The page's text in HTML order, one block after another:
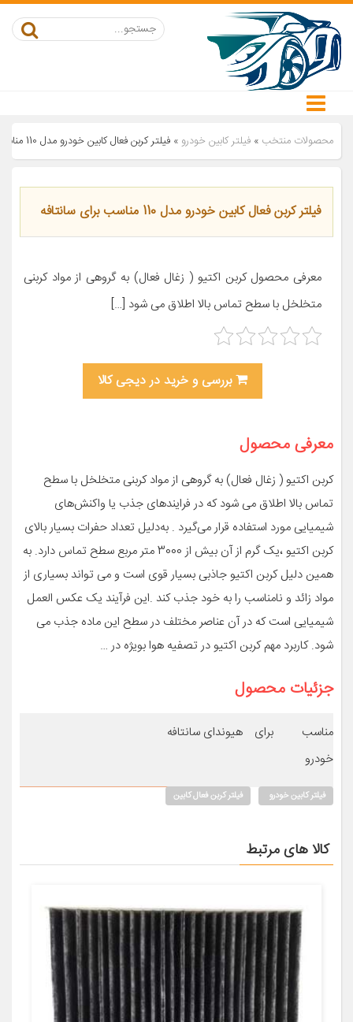
محصولات منتخب » فیلتر کابین خودرو » فیلتر کربن فعال کابین خودرو مدل 110 مناسب برای سانتافه
فیلتر کربن فعال کابین خودرو مدل 110 مناسب برای سانتافه
معرفی محصول کربن اکتیو ( زغال فعال) به گروهی از مواد کربنی
متخلخل با سطح تماس بالا اطلاق می شود […]
بررسی و خرید در دیجی کالا
معرفی محصول
کربن اکتیو ( زغال فعال) به گروهی از مواد کربنی متخلخل با سطح
تماس بالا اطلاق می شود که در فرایندهای جذب یا واکنش‌های
شیمیایی مورد استفاده قرار می‌گیرد . به‌دلیل تعداد حفرات بسیار بالای
کربن اکتیو ،یک گرم از آن بیش از 3000 متر مربع سطح تماس دارد. به
همین دلیل کربن اکتیو جاذبی بسیار قوی است و می تواند بسیاری از
مواد زائد و نامناسب را به خود جذب کند .این فرآیند یک عکس العمل
شیمیایی است که در آن عناصر مختلف در سطح این ماده جذب می
شود. کاربرد مهم کربن اکتیو در تصفیه هوا بویژه در …
جزئیات محصول
مناسب برای
خودرو
هیوندای سانتافه
فیلتر کابین خودرو فیلتر کربن فعال کابین
کالا های مرتبط